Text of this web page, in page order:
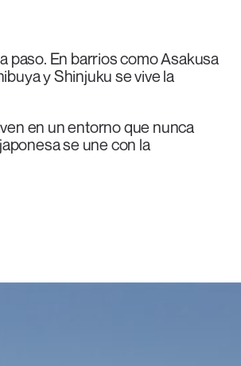
paso. En barrios como Asakusa
y Shinjuku se vive la
en un entorno que nunca
se une con la